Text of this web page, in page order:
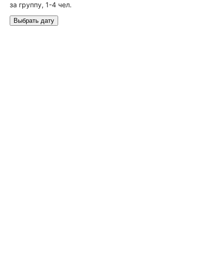
за группу, 1-4 чел.
Выбрать дату